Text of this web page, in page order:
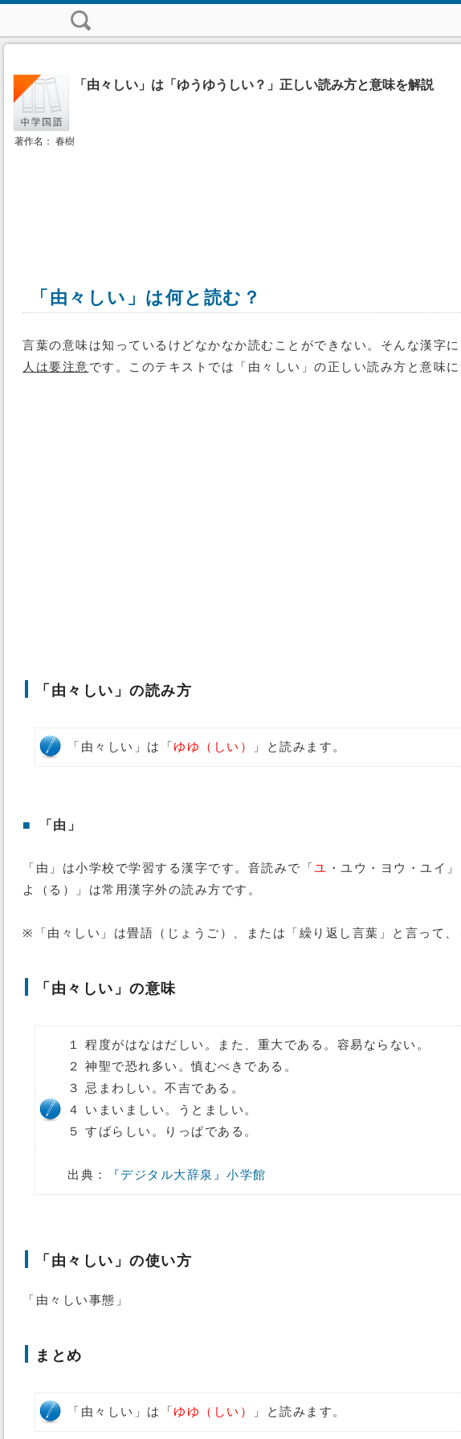
「由々しい」は「ゆうゆうしい？」正しい読み方と意味を解説
著作名： 春樹
「由々しい」は何と読む？
言葉の意味は知っているけどなかなか読むことができない。そんな漢字
人は要注意です。このテキストでは「由々しい」の正しい読み方と意味
「由々しい」の読み方
「由々しい」は「 ゆゆ（しい） 」と読みます。
■ 「由」
「由」は小学校で学習する漢字です。音読みで「 ユ ・ユウ・ヨウ・ユイ
よ（る）」は常用漢字外の読み方です。
※「由々しい」は畳語（じょうご）、または「繰り返し言葉」と言って
「由々しい」の意味
１ 程度がはなはだしい。また、重大である。容易ならない。
２ 神聖で恐れ多い。慎むべきである。
３ 忌まわしい。不吉である。
４ いまいましい。うとましい。
５ すばらしい。りっぱである。
出典： 『デジタル大辞泉』小学館
「由々しい」の使い方
「由々しい事態」
まとめ
「由々しい」は「 ゆゆ（しい） 」と読みます。